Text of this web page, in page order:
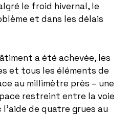
le froid hivernal, le
et dans les délais
a été achevée, les
et tous les éléments de
au millimètre près – une
restreint entre la voie
de quatre grues au